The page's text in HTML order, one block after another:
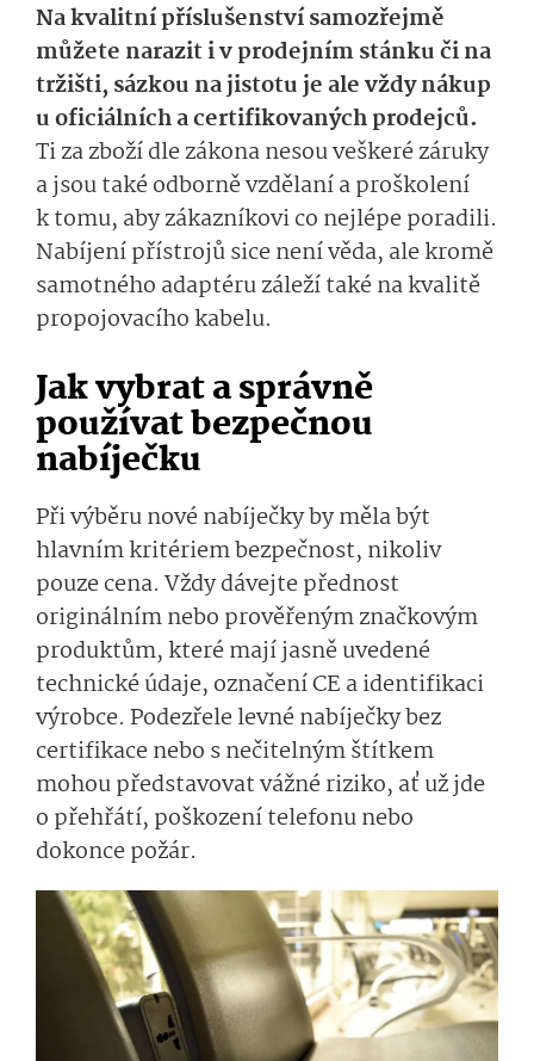
Na kvalitní příslušenství samozřejmě
můžete narazit i v prodejním stánku či na
tržišti, sázkou na jistotu je ale vždy nákup
u oficiálních a certifikovaných prodejců.
Ti za zboží dle zákona nesou veškeré záruky
a jsou také odborně vzdělaní a proškolení
k tomu, aby zákazníkovi co nejlépe poradili.
Nabíjení přístrojů sice není věda, ale kromě
samotného adaptéru záleží také na kvalitě
propojovacího kabelu.
Jak vybrat a správně
používat bezpečnou
nabíječku
Při výběru nové nabíječky by měla být
hlavním kritériem bezpečnost, nikoliv
pouze cena. Vždy dávejte přednost
originálním nebo prověřeným značkovým
produktům, které mají jasně uvedené
technické údaje, označení CE a identifikaci
výrobce. Podezřele levné nabíječky bez
certifikace nebo s nečitelným štítkem
mohou představovat vážné riziko, ať už jde
o přehřátí, poškození telefonu nebo
dokonce požár.